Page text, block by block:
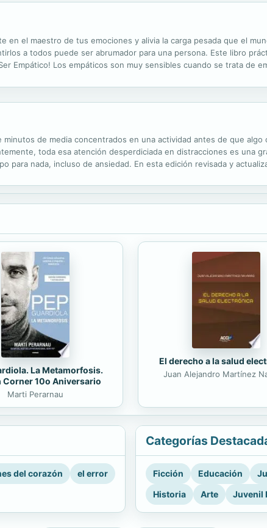
en el maestro de tus emociones y alivia la carga pesada que el
a todos puede ser abrumador para una persona. Este libro
Empático! Los empáticos son muy sensibles cuando se trata de
de media concentrados en una actividad antes de que
toda esa atención desperdiciada en distracciones es una
para nada, incluso de ansiedad. En esta edición revisada y
La Metamorfosis.
Corner 10o Aniversario
Marti Perarnau
El derecho a la salud
Juan Alejandro Martínez
del corazón
el error
Categorías
Ficción Educación
Historia
Arte Juvenil